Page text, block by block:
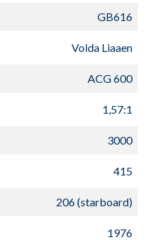
GB616
Volda Liaaen
ACG 600
1,57:1
3000
415
206 (starboard)
1976